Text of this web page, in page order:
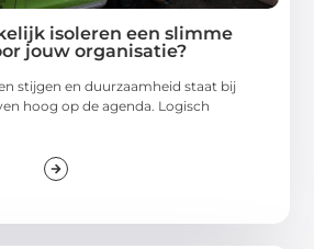
isoleren een slimme
jouw organisatie?
stijgen en duurzaamheid staat bij
hoog op de agenda. Logisch